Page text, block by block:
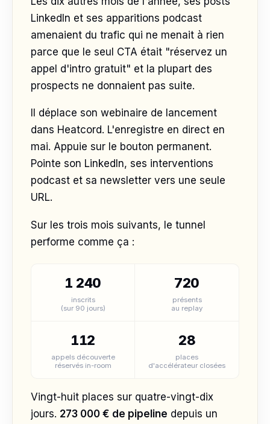
LinkedIn et ses apparitions podcast
amenaient du trafic qui ne menait à rien
parce que le seul CTA était "réservez un
appel d'intro gratuit" et la plupart des
prospects ne donnaient pas suite.
Il déplace son webinaire de lancement
dans Heatcord. L'enregistre en direct en
mai. Appuie sur le bouton permanent.
Pointe son LinkedIn, ses interventions
podcast et sa newsletter vers une seule
URL.
Sur les trois mois suivants, le tunnel
performe comme ça :
1 240
inscrits
(sur 90 jours)
720
présents
au replay
112
appels découverte
réservés in-room
28
places
d'accélérateur closées
Vingt-huit places sur quatre-vingt-dix
jours. 273 000 € de pipeline depuis un